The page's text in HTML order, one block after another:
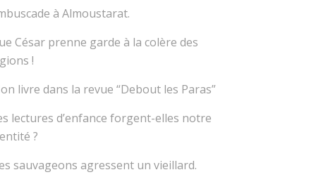
à Almoustarat.
César prenne garde à la colère des
!
livre dans la revue “Debout les Paras”
lectures d’enfance forgent-elles notre
?
sauvageons agressent un vieillard.